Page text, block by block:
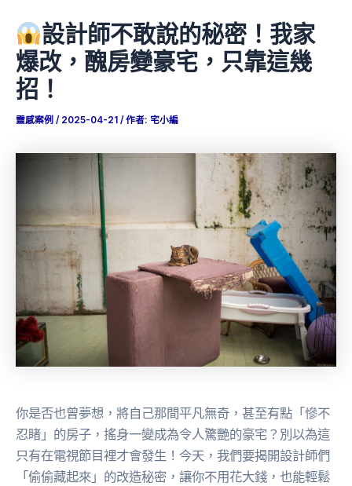
設計師不敢說的秘密！我家
爆改，醜房變豪宅，只靠這幾
招！
靈感案例 / 2025-04-21 / 作者: 宅小編
你是否也曾夢想，將自己那間平凡無奇，甚至有點「慘不
忍睹」的房子，搖身一變成為令人驚艷的豪宅？別以為這
只有在電視節目裡才會發生！今天，我們要揭開設計師們
「偷偷藏起來」的改造秘密，讓你不用花大錢，也能輕鬆